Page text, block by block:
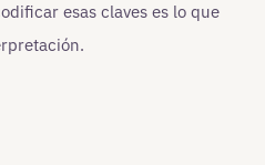
esas claves es lo que